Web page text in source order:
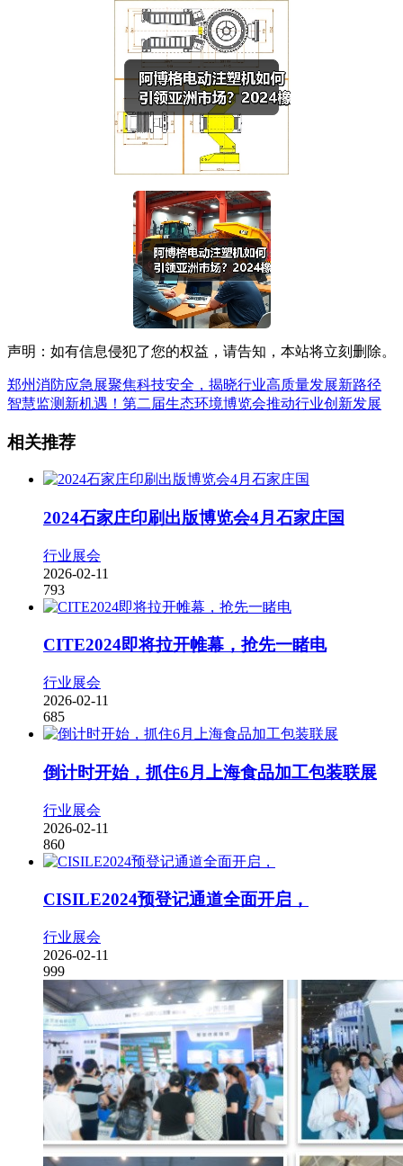
声明：如有信息侵犯了您的权益，请告知，本站将立刻删除。
郑州消防应急展聚焦科技安全，揭晓行业高质量发展新路径
智慧监测新机遇！第二届生态环境博览会推动行业创新发展
相关推荐
2024石家庄印刷出版博览会4月石家庄国
行业展会
2026-02-11
793
CITE2024即将拉开帷幕，抢先一睹电
行业展会
2026-02-11
685
倒计时开始，抓住6月上海食品加工包装联展
行业展会
2026-02-11
860
CISILE2024预登记通道全面开启，
行业展会
2026-02-11
999